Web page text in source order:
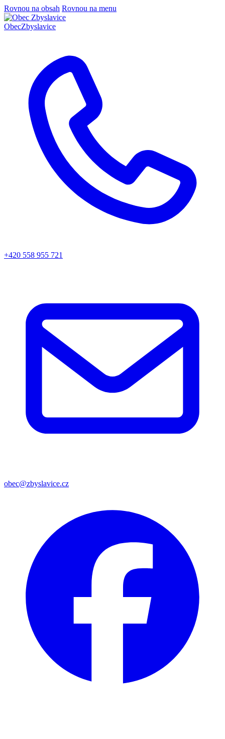
Rovnou na obsah Rovnou na menu
ObecZbyslavice
+420 558 955 721
obec@zbyslavice.cz